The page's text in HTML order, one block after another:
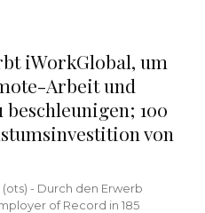
iWorkGlobal, um
Arbeit und
100
von
(ots) - Durch den Erwerb
of Record in 185